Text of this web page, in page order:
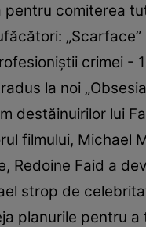
comiterea
crimei -
la noi
destăinuirilor lui
filmului, Michael
Redoine Faid a
strop de
planurile pentru